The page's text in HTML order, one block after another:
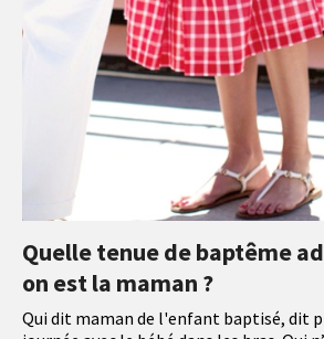
Quelle tenue de baptême
on est la maman ?
Qui dit maman de l'enfant baptisé, dit